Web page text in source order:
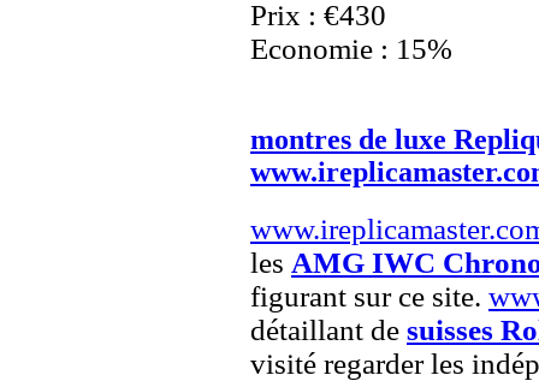
Prix : €430
Economie : 15%
montres de luxe
les AMG IWC
figurant sur ce site.
détaillant de suisses
visité regarder les